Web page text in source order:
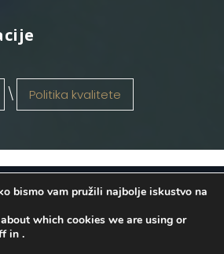
Politika kvalitete
d.o.o. 2026
. Configured
. Sva prava pridržana.
bismo vam pružili najbolje iskustvo na
which cookies we are using or
in .